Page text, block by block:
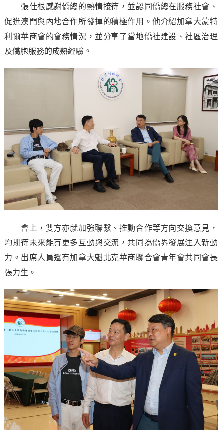
張仕根感謝僑總的熱情接待，並認同僑總在服務社會、
促進澳門與內地合作所發揮的積極作用。他介紹加拿大蒙特
利爾華商會的會務情況，並分享了當地僑社建設、社區治理
及僑胞服務的成熟經驗。
會上，雙方亦就加強聯繫、推動合作等方向交換意見，
均期待未來能有更多互動與交流，共同為僑界發展注入新動
力。出席人員還有加拿大魁北克華商聯合會青年會共同會長
張力生。